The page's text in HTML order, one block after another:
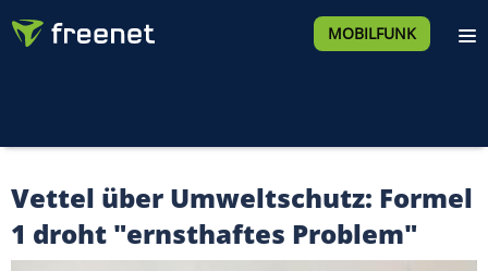
MOBILFUNK
Vettel über Umweltschutz: Formel
1 droht "ernsthaftes Problem"